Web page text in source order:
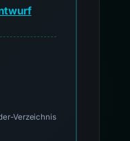
offizielle
Verzeichnis